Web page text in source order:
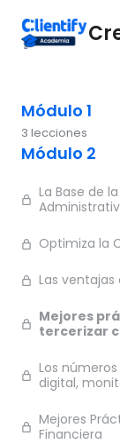
Módulo 1
3 lecciones
Módulo 2
La Base de
Optimiza la
Las
Mejores
tercerizar
Los
digital,
Mejores
Financiera